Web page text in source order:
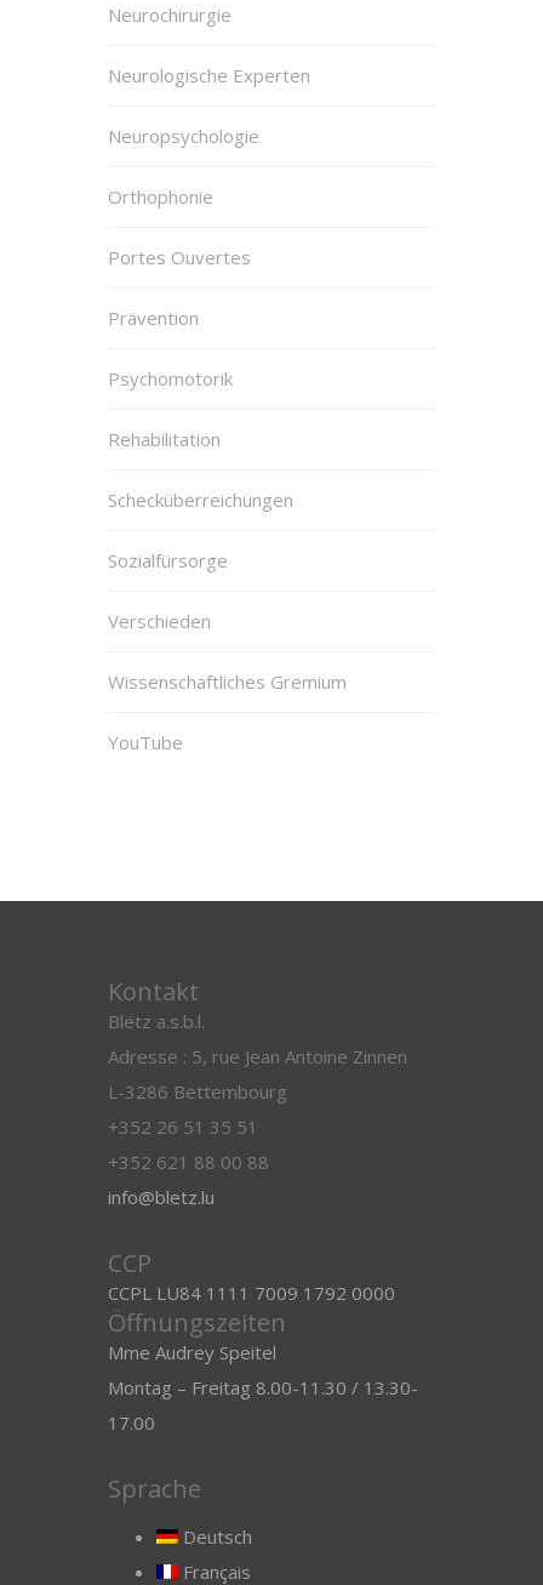
Neurochirurgie
Neurologische Experten
Neuropsychologie
Orthophonie
Portes Ouvertes
Prävention
Psychomotorik
Rehabilitation
Schecküberreichungen
Sozialfürsorge
Verschieden
Wissenschaftliches Gremium
YouTube
Kontakt
Blëtz a.s.b.l.
Adresse : 5, rue Jean Antoine Zinnen
L-3286 Bettembourg
+352 26 51 35 51
+352 621 88 00 88
info@bletz.lu
CCP
CCPL LU84 1111 7009 1792 0000
Öffnungszeiten
Mme Audrey Speitel
Montag – Freitag 8.00-11.30 / 13.30-
17.00
Sprache
Deutsch
Français